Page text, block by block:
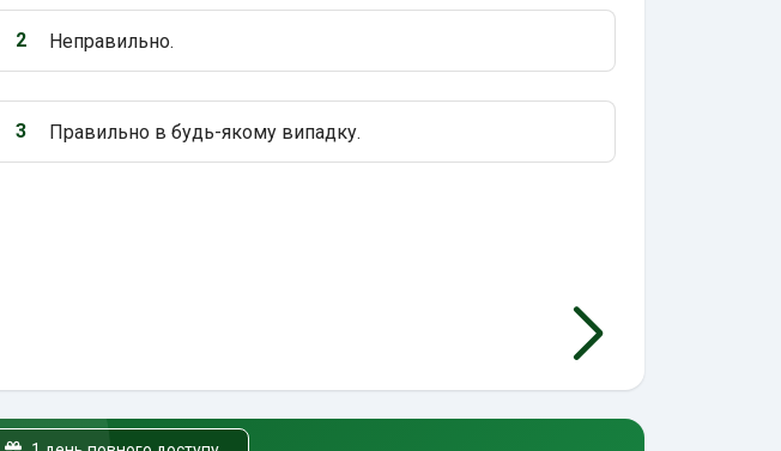
Варіант 2:
2 Неправильно.
Варіант 3:
3 Правильно в будь-якому випадку.